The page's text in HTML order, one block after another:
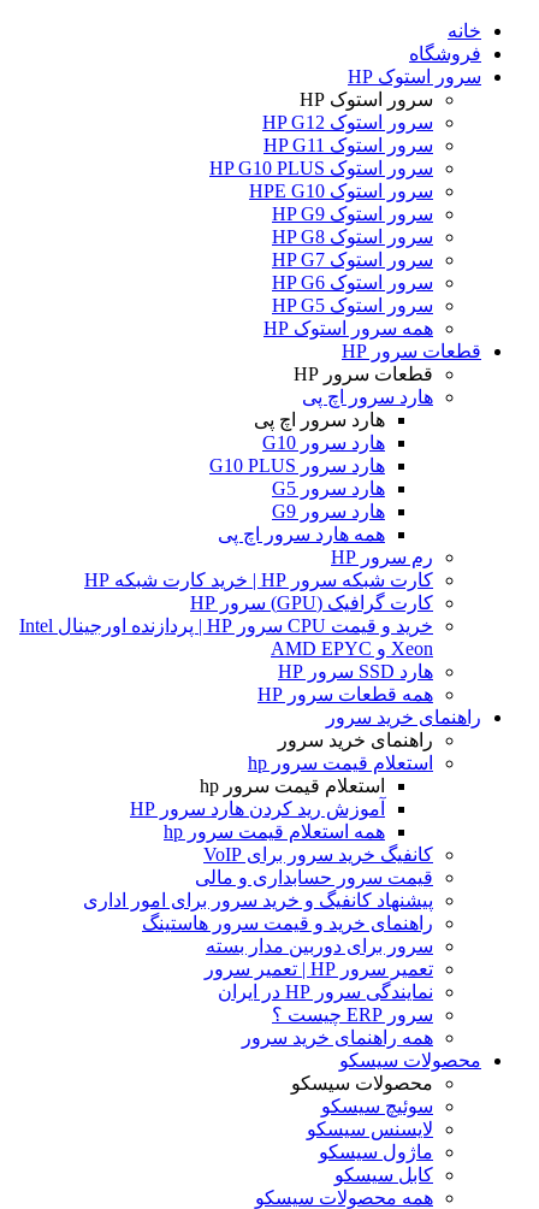
خانه
فروشگاه
سرور استوک HP
سرور استوک HP
سرور استوک HP G12
سرور استوک HP G11
سرور استوک HP G10 PLUS
سرور استوک HPE G10
سرور استوک HP G9
سرور استوک HP G8
سرور استوک HP G7
سرور استوک HP G6
سرور استوک HP G5
همه سرور استوک HP
قطعات سرور HP
قطعات سرور HP
هارد سرور اچ پی
هارد سرور اچ پی
هارد سرور G10
هارد سرور G10 PLUS
هارد سرور G5
هارد سرور G9
همه هارد سرور اچ پی
رم سرور HP
کارت شبکه سرور HP | خرید کارت شبکه HP
کارت گرافیک (GPU) سرور HP
خرید و قیمت CPU سرور HP | پردازنده اورجینال Intel
Xeon و AMD EPYC
هارد SSD سرور HP
همه قطعات سرور HP
راهنمای خرید سرور
راهنمای خرید سرور
استعلام قیمت سرور hp
استعلام قیمت سرور hp
آموزش ريد كردن هارد سرور HP
همه استعلام قیمت سرور hp
کانفیگ خرید سرور برای VoIP
قیمت سرور حسابداری و مالی
پیشنهاد کانفیگ و خرید سرور برای امور اداری
راهنمای خرید و قیمت سرور هاستینگ
سرور برای دوربین مدار بسته
تعمیر سرور HP | تعمیر سرور
نمایندگی سرور HP در ایران
سرور ERP چیست ؟
همه راهنمای خرید سرور
محصولات سیسکو
محصولات سیسکو
سوئیچ سیسکو
لایسنس سیسکو
ماژول سیسکو
کابل سیسکو
همه محصولات سیسکو